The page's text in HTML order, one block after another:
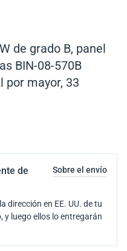
de grado B, panel
BIN-08-570B
por mayor, 33
de
Sobre el envío
dirección en EE. UU. de tu
y luego ellos lo entregarán